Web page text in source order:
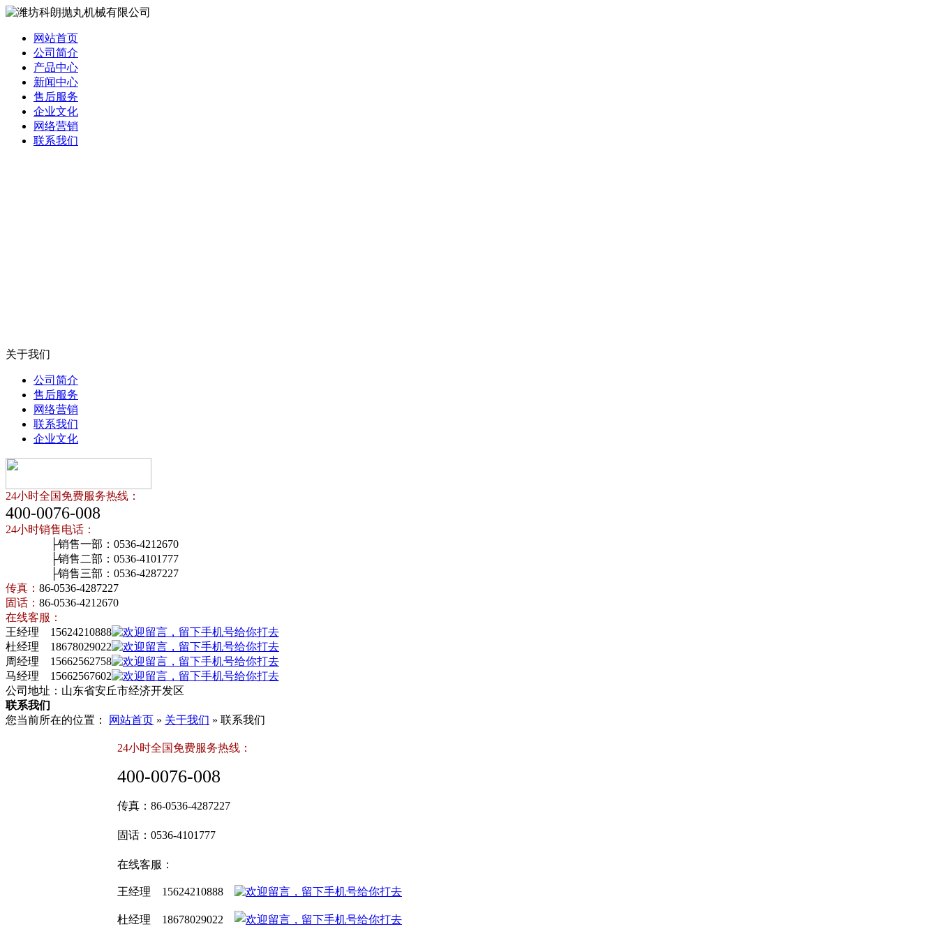
网站首页
公司简介
产品中心
新闻中心
售后服务
企业文化
网络营销
联系我们
关于我们
公司简介
售后服务
网络营销
联系我们
企业文化
24小时全国免费服务热线：
400-0076-008
24小时销售电话：
├销售一部：0536-4212670
├销售二部：0536-4101777
├销售三部：0536-4287227
传真： 86-0536-4287227
固话： 86-0536-4212670
在线客服：
王经理 15624210888
杜经理 18678029022
周经理 15662562758
马经理 15662567602
公司地址：山东省安丘市经济开发区
联系我们
您当前所在的位置：
网站首页 » 关于我们 » 联系我们
24小时全国免费服务热线：
400-0076-008
传真： 86-0536-4287227
固话 ： 0536-4101777
在线客服：
王经理 15624210888
杜经理 18678029022